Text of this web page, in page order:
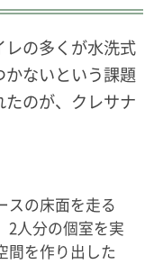
の多くが水洗式
ないという課題
のが、クレサナ
スの床面を走る
2人分の個室を実
間を作り出した